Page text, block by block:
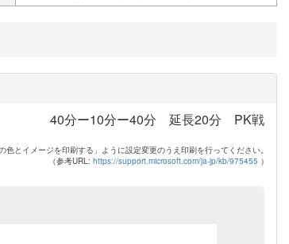
40分ー10分ー40分 延長20分 PK戦
とイメージを印刷する」ように設定変更のうえ印刷を行ってください。
（参考URL: https://support.microsoft.com/ja-jp/kb/975455 ）